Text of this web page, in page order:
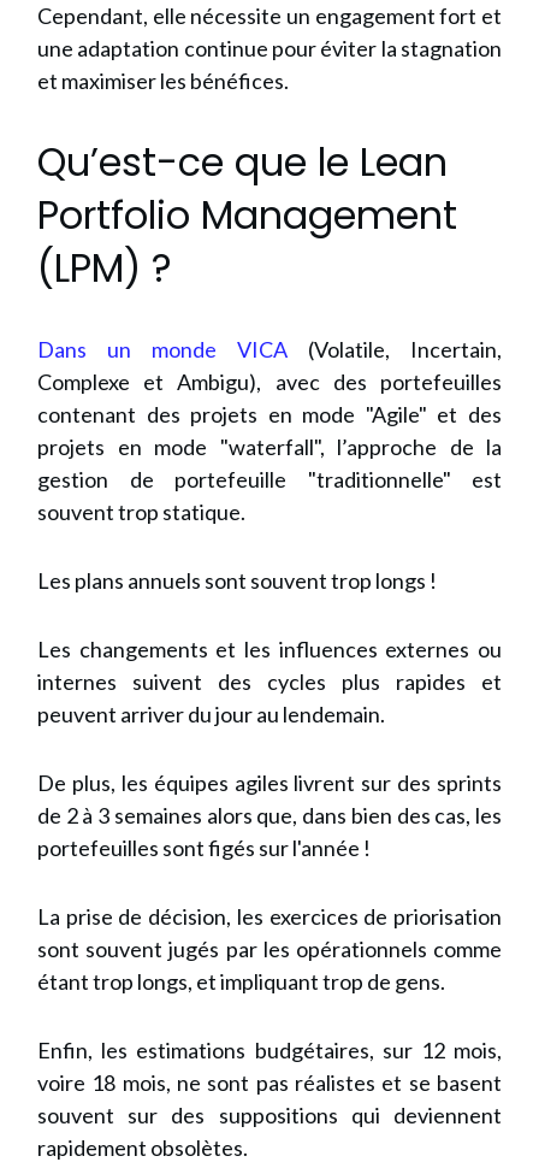
Cependant, elle nécessite un engagement fort et
une adaptation continue pour éviter la stagnation
et maximiser les bénéfices.
Qu’est-ce que le Lean
Portfolio Management
(LPM) ?
Dans un monde VICA (Volatile, Incertain,
Complexe et Ambigu), avec des portefeuilles
contenant des projets en mode "Agile" et des
projets en mode "waterfall", l’approche de la
gestion de portefeuille "traditionnelle" est
souvent trop statique.
Les plans annuels sont souvent trop longs !
Les changements et les influences externes ou
internes suivent des cycles plus rapides et
peuvent arriver du jour au lendemain.
De plus, les équipes agiles livrent sur des sprints
de 2 à 3 semaines alors que, dans bien des cas, les
portefeuilles sont figés sur l'année !
La prise de décision, les exercices de priorisation
sont souvent jugés par les opérationnels comme
étant trop longs, et impliquant trop de gens.
Enfin, les estimations budgétaires, sur 12 mois,
voire 18 mois, ne sont pas réalistes et se basent
souvent sur des suppositions qui deviennent
rapidement obsolètes.